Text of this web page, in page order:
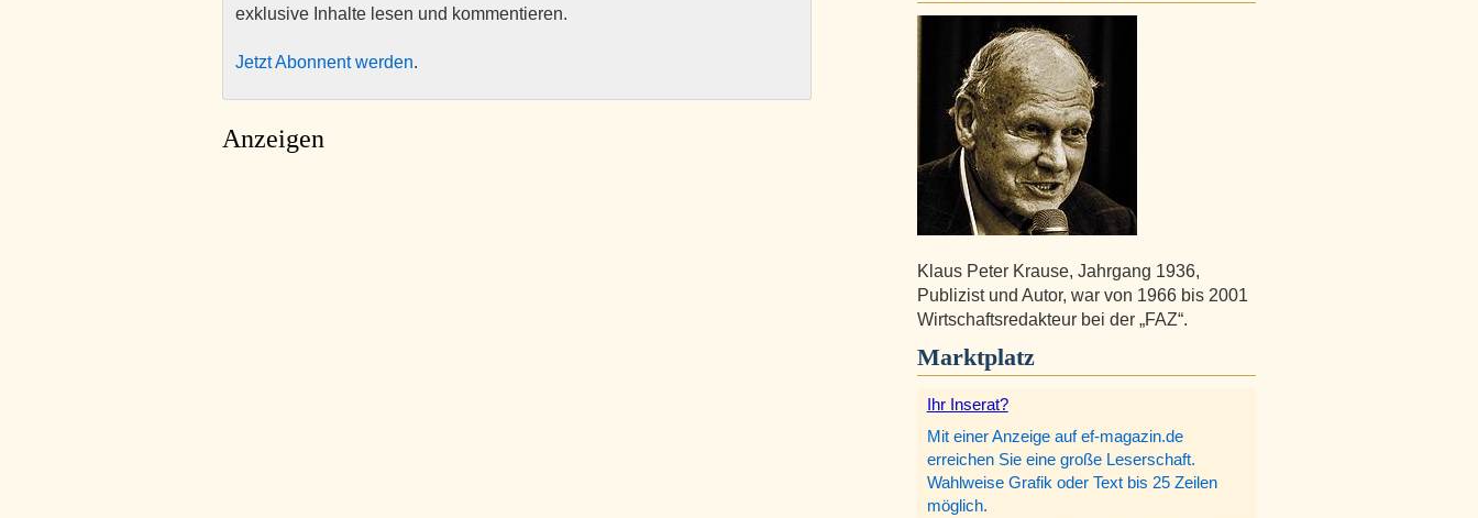
exklusive Inhalte lesen und kommentieren.
Jetzt Abonnent werden.
Anzeigen
Klaus Peter Krause, Jahrgang 1936,
Publizist und Autor, war von 1966 bis 2001
Wirtschaftsredakteur bei der „FAZ“.
Marktplatz
Ihr Inserat?
Mit einer Anzeige auf ef-magazin.de
erreichen Sie eine große Leserschaft.
Wahlweise Grafik oder Text bis 25 Zeilen
möglich.